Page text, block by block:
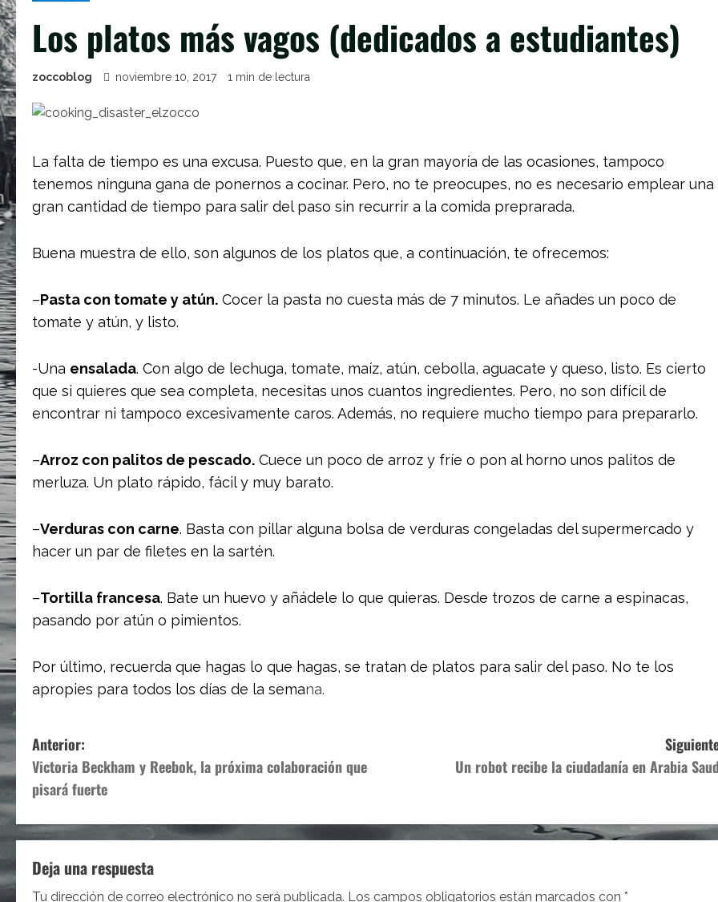
Los platos más vagos (dedicados a estudiantes)
zoccoblog noviembre 10, 2017 1 min de lectura
La falta de tiempo es una excusa. Puesto que, en la gran mayoría de las ocasiones, tampoco
tenemos ninguna gana de ponernos a cocinar. Pero, no te preocupes, no es necesario emplear una
gran cantidad de tiempo para salir del paso sin recurrir a la comida preprarada.
Buena muestra de ello, son algunos de los platos que, a continuación, te ofrecemos:
–Pasta con tomate y atún. Cocer la pasta no cuesta más de 7 minutos. Le añades un poco de
tomate y atún, y listo.
-Una ensalada. Con algo de lechuga, tomate, maíz, atún, cebolla, aguacate y queso, listo. Es cierto
que si quieres que sea completa, necesitas unos cuantos ingredientes. Pero, no son difícil de
encontrar ni tampoco excesivamente caros. Además, no requiere mucho tiempo para prepararlo.
–Arroz con palitos de pescado. Cuece un poco de arroz y fríe o pon al horno unos palitos de
merluza. Un plato rápido, fácil y muy barato.
–Verduras con carne. Basta con pillar alguna bolsa de verduras congeladas del supermercado y
hacer un par de filetes en la sartén.
–Tortilla francesa. Bate un huevo y añádele lo que quieras. Desde trozos de carne a espinacas,
pasando por atún o pimientos.
Por último, recuerda que hagas lo que hagas, se tratan de platos para salir del paso. No te los
apropies para todos los días de la semana.
N
a
v
e
g
Anterior:
Victoria Beckham y Reebok, la próxima colaboración que
pisará fuerte
Un robot recibe la ciudadanía en Arabia
Deja una respuesta
Tu dirección de correo electrónico no será publicada. Los campos obligatorios están marcados con *